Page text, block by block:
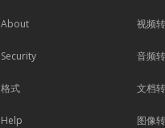
About
Security
格式
Help
视频
音频
文档
图像